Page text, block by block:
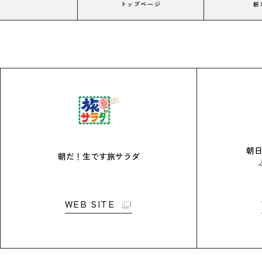
トップページ 新
朝だ！生です旅サラダ
WEB SITE
朝